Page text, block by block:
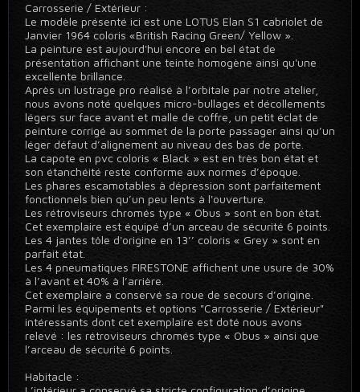
Carrosserie / Extérieur :
Le modèle présenté ici est une LOTUS Elan S1 cabriolet de
Janvier 1964 coloris «British Racing Green/ Yellow ».
La peinture est aujourd'hui encore en bel état de
présentation affichant une teinte homogène ainsi qu'une
excellente brillance.
Après un lustrage pro réalisé à l’orbitale par notre atelier,
nous avons noté quelques micro-bullages et décollements
légers sur face avant et malle de coffre, un petit éclat de
peinture corrigé au sommet de la porte passager ainsi qu’un
léger défaut d’alignement au niveau des bas de porte.
La capote en pvc coloris « Black » est en très bon état et
son étanchéité reste conforme aux normes d’époque.
Les phares escamotables à dépression sont parfaitement
fonctionnels bien qu’un peu lents à l'ouverture.
Les rétroviseurs chromés type « Obus » sont en bon état.
Cet exemplaire est équipé d’un arceau de sécurité 6 points.
Les 4 jantes tôle d'origine en 13’’ coloris « Grey » sont en
parfait état.
Les 4 pneumatiques FIRESTONE affichent une usure de 30%
à l’avant et 40% à l’arrière.
Cet exemplaire a conservé sa roue de secours d’origine.
Parmi les équipements et options "Carrosserie / Extérieur"
intéressants dont cet exemplaire est doté nous avons
relevé : les rétroviseurs chromés type « Obus » ainsi que
l’arceau de sécurité 6 points.
Habitacle :